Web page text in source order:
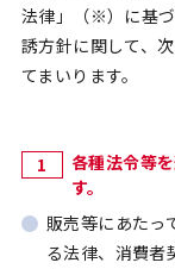
法律」（※）に基
誘⽅針に関して、
てまいります。
各種法令等
す。
販売等にあたっ
る法律、消費者